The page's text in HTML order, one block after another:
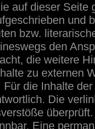
auf dieser Seite
und
bzw.
den
die weitere
zu externen
Für die Inhalte
Die
Eine